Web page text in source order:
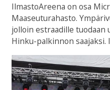
IlmastoAreena on osa
Maaseuturahasto.
jolloin estraadille tuodaan
Hinku-palkinnon saajaksi.